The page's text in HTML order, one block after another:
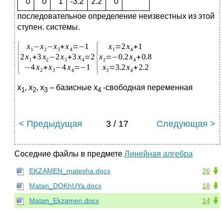
последовательное определение неизвестных из этой
ступен. системы.
x1 , x2, x3 – базисные x4 -свободная переменная
< Предыдущая 3 / 17 Следующая >
Соседние файлы в предмете Линейная алгебра
26
EKZAMEN_matesha.docx
18
Matan_DOKhUYa.docx
14
Matan_Ekzamen.docx